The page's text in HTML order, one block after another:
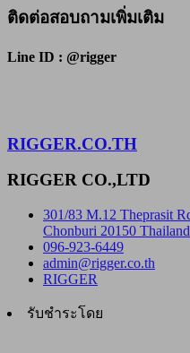
ติดต่อสอบถามเพิ่มเติม
Line ID : @rigger
RIGGER.CO.TH
RIGGER CO.,LTD
301/83 M.12 Theprasit
Chonburi 20150 Thailand
096-923-6449
admin@rigger.co.th
RIGGER
รับชำระโดย